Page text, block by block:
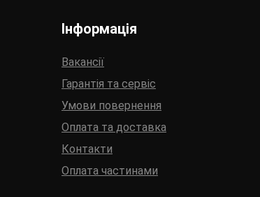
Інформація
Вакансії
Гарантія та сервіс
Умови повернення
Оплата та доставка
Оплата частинами
Контакти